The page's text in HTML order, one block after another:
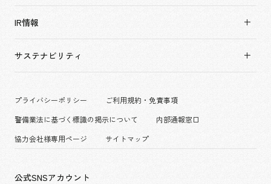
会社概要・アクセス
役員構成・組織図
アーバン & リテール
ホスピタリティ
コーポレート
コンベンション & イベント
パブリック
キャリア採用
働く環境
IR情報
サステナビリティ
プライバシーポリシー
ご利用規約・免責事項
警備業法に基づく標識の掲示について
内部通報窓口
協力会社様専用ページ
サイトマップ
公式SNSアカウント